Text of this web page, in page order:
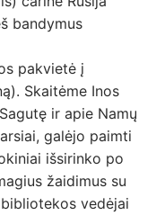
bandymus
pakvietė į
Skaitėme Inos
ir apie Namų
galėjo paimti
išsirinko po
žaidimus su
vedėjai